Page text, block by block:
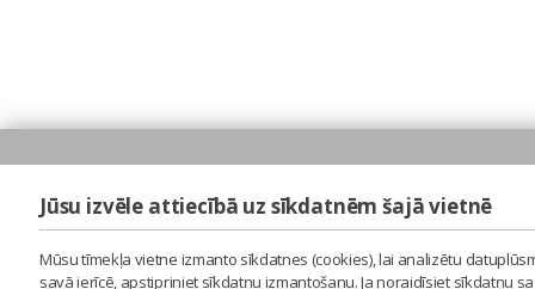
Jūsu izvēle attiecībā uz sīkdatnēm šajā vietnē
Mūsu tīmekļa vietne izmanto sīkdatnes (cookies), lai analizētu
savā ierīcē, apstipriniet sīkdatņu izmantošanu. Ja noraidīsiet sīkdatņu